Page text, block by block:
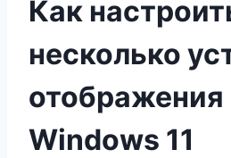
Как
несколько
отображения
Windows 11